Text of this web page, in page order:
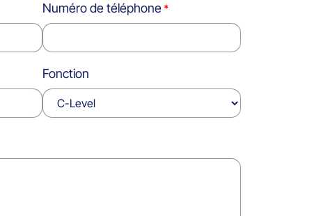
Numéro de téléphone
Fonction